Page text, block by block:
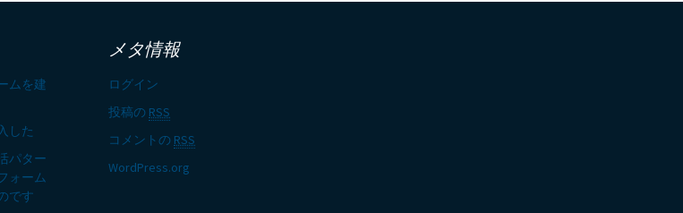
ムを建
した
パター
ォーム
です
メタ情報
ログイン
投稿の RSS
コメントの RSS
WordPress.org